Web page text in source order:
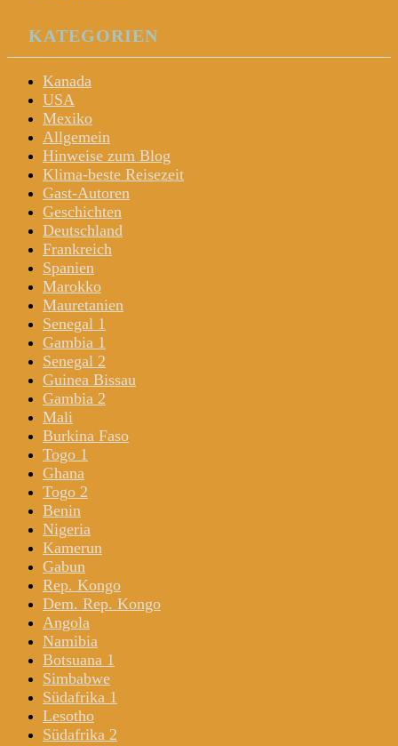
KATEGORIEN
Kanada
USA
Mexiko
Allgemein
Hinweise zum Blog
Klima-beste Reisezeit
Gast-Autoren
Geschichten
Deutschland
Frankreich
Spanien
Marokko
Mauretanien
Senegal 1
Gambia 1
Senegal 2
Guinea Bissau
Gambia 2
Mali
Burkina Faso
Togo 1
Ghana
Togo 2
Benin
Nigeria
Kamerun
Gabun
Rep. Kongo
Dem. Rep. Kongo
Angola
Namibia
Botsuana 1
Simbabwe
Südafrika 1
Lesotho
Südafrika 2